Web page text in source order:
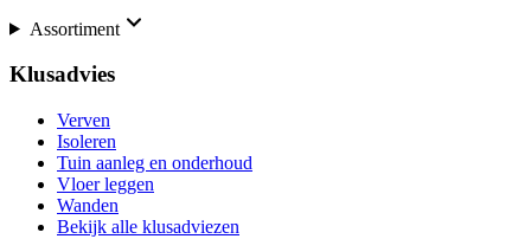
Assortiment
Klusadvies
Verven
Isoleren
Tuin aanleg en onderhoud
Vloer leggen
Wanden
Bekijk alle klusadviezen